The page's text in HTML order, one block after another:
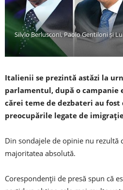
Silvio Berlusconi, Paolo Gentiloni și
Italienii se prezintă astăzi la
parlamentul, după o campanie
cărei teme de dezbateri au
preocupările legate de
Din sondajele de opinie nu rezultă
majoritatea absolută.
Corespondenții de presă spun că